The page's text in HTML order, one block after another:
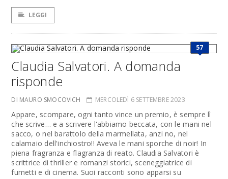
LEGGI
57
Claudia Salvatori. A domanda
risponde
DI MAURO SMOCOVICH MERCOLEDÌ 6 SETTEMBRE 2023
Appare, scompare, ogni tanto vince un premio, è sempre lì
che scrive… e a scrivere l'abbiamo beccata, con le mani nel
sacco, o nel barattolo della marmellata, anzi no, nel
calamaio dell'inchiostro!! Aveva le mani sporche di noir! In
piena fragranza e flagranza di reato. Claudia Salvatori è
scrittrice di thriller e romanzi storici, sceneggiatrice di
fumetti e di cinema. Suoi racconti sono apparsi su